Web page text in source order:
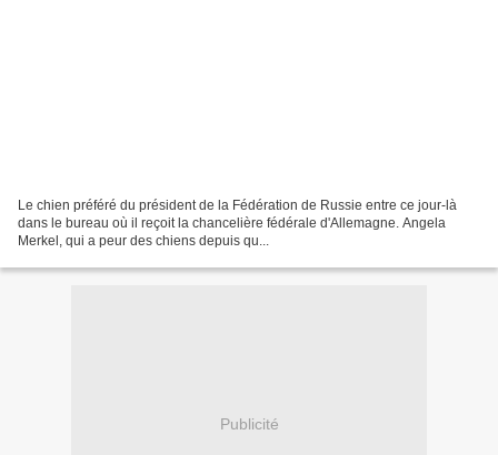
Le chien préféré du président de la Fédération de Russie entre ce jour-là
dans le bureau où il reçoit la chancelière fédérale d'Allemagne. Angela
Merkel, qui a peur des chiens depuis qu...
Publicité